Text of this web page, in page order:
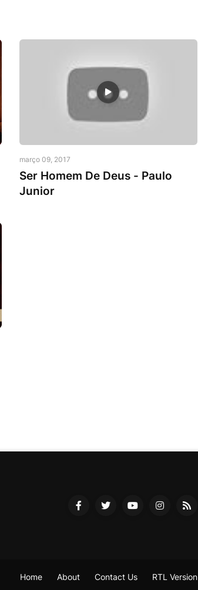
março 09, 2017
Ser Homem De Deus - Paulo
Junior
Home About Contact Us RTL Version